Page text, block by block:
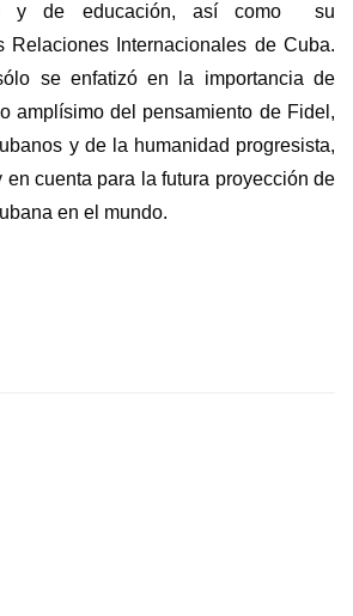
y de educación, así como su
Internacionales de Cuba.
se enfatizó en la importancia de
amplísimo del pensamiento de Fidel,
y de la humanidad progresista,
en cuenta para la futura proyección de
en el mundo.